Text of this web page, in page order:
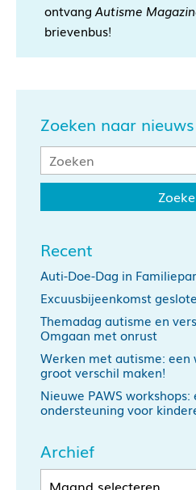
ontvang Autisme
brievenbus!
Zoeken naar nieuws
Recent
Auti-Doe-Dag in
Excuusbijeenkomst
Themadag autisme en
Omgaan met onrust
Werken met autisme: een
groot verschil maken!
Nieuwe PAWS workshops:
ondersteuning voor
Archief